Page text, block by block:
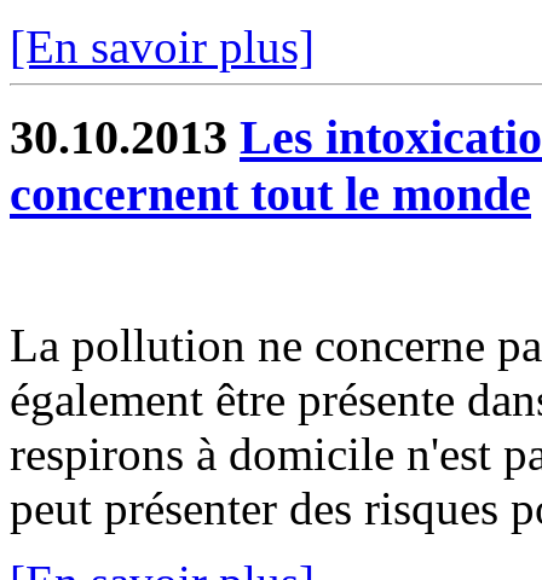
[En savoir plus]
30.10.2013 Les
concernent tout le monde
La pollution ne concerne
également être présente
respirons à domicile n'est
peut présenter des risques